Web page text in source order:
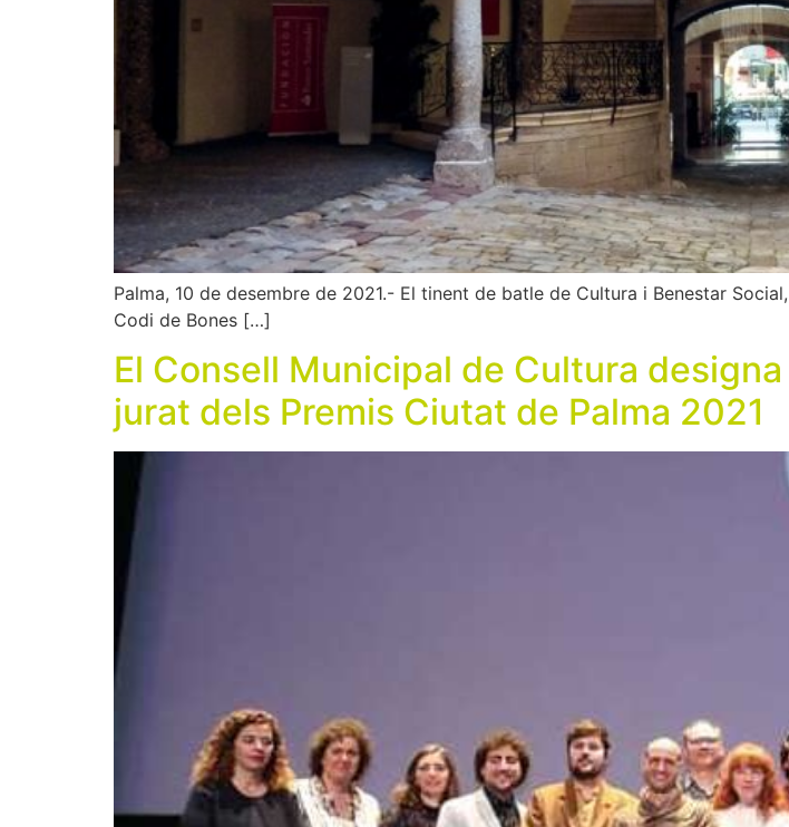
Palma, 10 de desembre de 2021.- El tinent de batle de Cultura i Benestar
Codi de Bones […]
El Consell Municipal de Cultura
jurat dels Premis Ciutat de Palma 2021